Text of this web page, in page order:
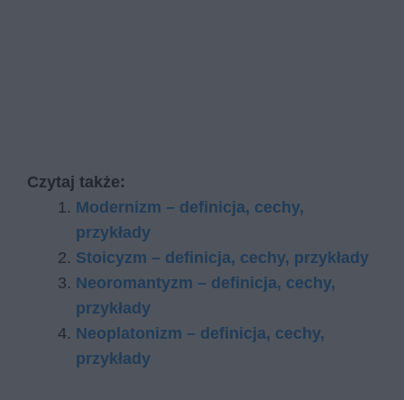
Czytaj także:
Modernizm – definicja, cechy,
przykłady
Stoicyzm – definicja, cechy, przykłady
Neoromantyzm – definicja, cechy,
przykłady
Neoplatonizm – definicja, cechy,
przykłady